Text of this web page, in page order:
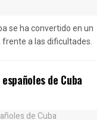
se ha convertido en un
a las dificultades.
de Cuba